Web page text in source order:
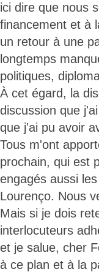
ici dire que nous
financement et à
un retour à une
longtemps
politiques,
À cet égard, la
discussion que
que j'ai pu avoir
Tous m'ont
prochain, qui est
engagés aussi
Lourenço. Nous
Mais si je dois
interlocuteurs
et je salue, cher
à ce plan et à la